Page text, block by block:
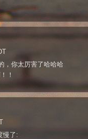
，你太厉害了哈哈哈
！
慢了: